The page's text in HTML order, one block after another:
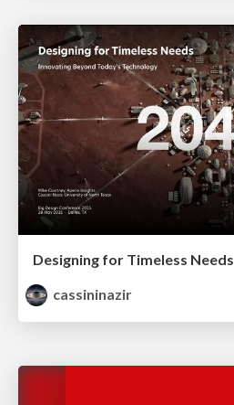
Designing for Timeless Needs
cassininazir